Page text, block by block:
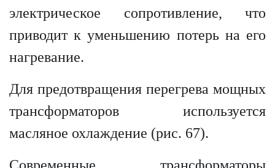
электрическое сопротивление, что
приводит к уменьшению потерь на его
нагревание.
Для предотвращения перегрева мощных
трансформаторов используется
масляное охлаждение (рис. 67).